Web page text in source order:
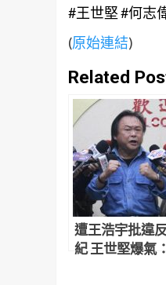
#王世堅 #何志
(原始連結)
Related
遭王浩宇批違
紀 王世堅爆氣